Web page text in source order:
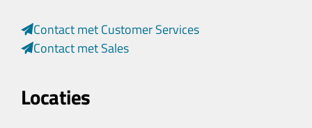
Contact met Customer Services
Contact met Sales
Locaties